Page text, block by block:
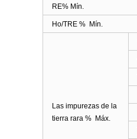
RE% Mín.
Ho/TRE % Mín.
Las impurezas de la
tierra rara % Máx.